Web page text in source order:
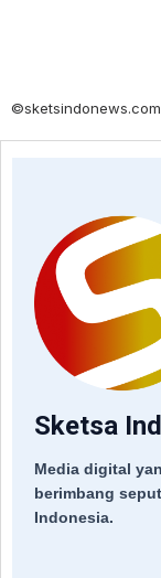
©sketsindonews.com
Sketsa
Media digital
berimbang
Indonesia.